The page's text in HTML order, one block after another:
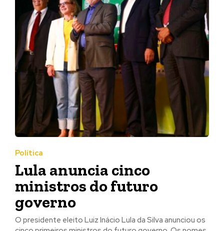
Política
Lula anuncia cinco
ministros do futuro
governo
O presidente eleito Luiz Inácio Lula da Silva anunciou os